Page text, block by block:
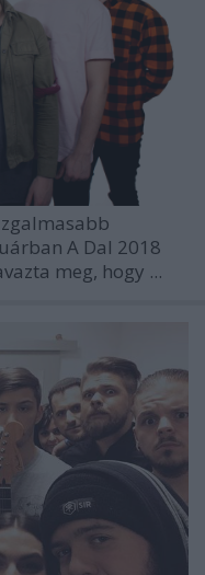
A Dal 2018
meg, hogy ...